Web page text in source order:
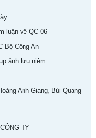
luận về QC 06
Bộ Công An
ảnh lưu niệm
Anh Giang, Bùi Quang
TY